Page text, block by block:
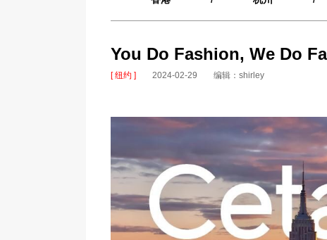
You Do Fashion, We Do
[ 纽约 ] 2024-02-29 编辑：shirley